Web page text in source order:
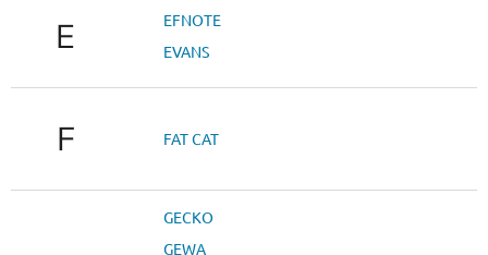
E
EFNOTE
EVANS
F FAT CAT
GECKO
GEWA